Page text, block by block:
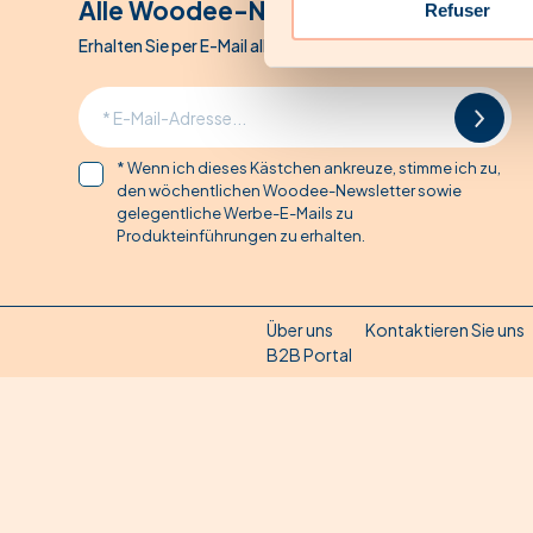
Refuser
Alle Woodee-Nachrichten
Erhalten Sie per E-Mail alle Woodee-Sonderangebote
* Wenn ich dieses Kästchen ankreuze, stimme ich zu,
den wöchentlichen Woodee-Newsletter sowie
gelegentliche Werbe-E-Mails zu
Produkteinführungen zu erhalten.
Über uns Kontaktieren Sie uns
B2B Portal